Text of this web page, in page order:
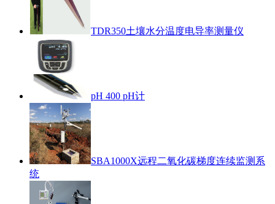
TDR350土壤水分温度电导率测量仪
pH 400 pH计
SBA1000X远程二氧化碳梯度连续监测系
统